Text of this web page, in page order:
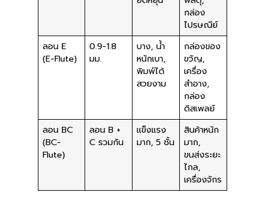
กล่อง
ไปรษณีย์
ลอน E
(E-Flute)
0.9-1.8
มม.
บาง, น้ำ
หนักเบา,
พิมพ์ได้
สวยงาม
กล่องของ
ขวัญ,
เครื่อง
สำอาง,
กล่อง
ดิสเพลย์
ลอน BC
(BC-
Flute)
ลอน B +
C รวมกัน
แข็งแรง
มาก, 5 ชั้น
สินค้าหนัก
มาก,
ขนส่งระยะ
ไกล,
เครื่องจักร